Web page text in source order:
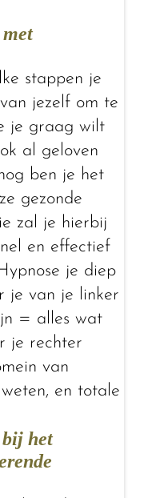
stappen je
jezelf om te
je graag wilt
al geloven
ben je het
gezonde
zal je hierbij
en effectief
je diep
je van je linker
= alles wat
je rechter
van
en totale
bij het